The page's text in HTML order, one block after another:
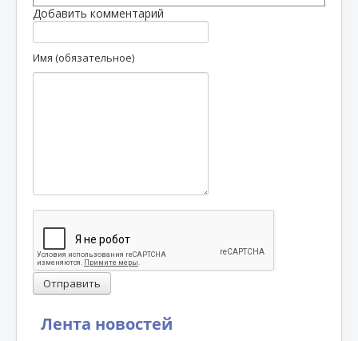
Лента новостей
Добавить комментарий
Имя (обязательное)
Отправить